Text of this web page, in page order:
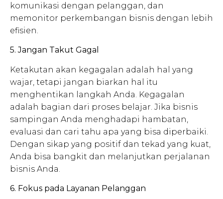
komunikasi dengan pelanggan, dan
memonitor perkembangan bisnis dengan lebih
efisien.
5. Jangan Takut Gagal
Ketakutan akan kegagalan adalah hal yang
wajar, tetapi jangan biarkan hal itu
menghentikan langkah Anda. Kegagalan
adalah bagian dari proses belajar. Jika bisnis
sampingan Anda menghadapi hambatan,
evaluasi dan cari tahu apa yang bisa diperbaiki.
Dengan sikap yang positif dan tekad yang kuat,
Anda bisa bangkit dan melanjutkan perjalanan
bisnis Anda.
6. Fokus pada Layanan Pelanggan